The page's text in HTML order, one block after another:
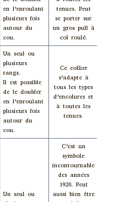
en l’enroulant
plusieurs fois
autour du
cou.
tenues. Peut
se porter sur
un gros pull à
col roulé.
Un seul ou
plusieurs
rangs.
Il est possible
de le doubler
en l’enroulant
plusieurs fois
autour du
cou.
Ce collier
s’adapte à
tous les types
d’encolures et
à toutes les
tenues.
Un seul ou
C’est un
symbole
incontournable
des années
1920. Peut
aussi bien être